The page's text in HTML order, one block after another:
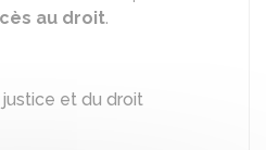
au droit.
et du droit